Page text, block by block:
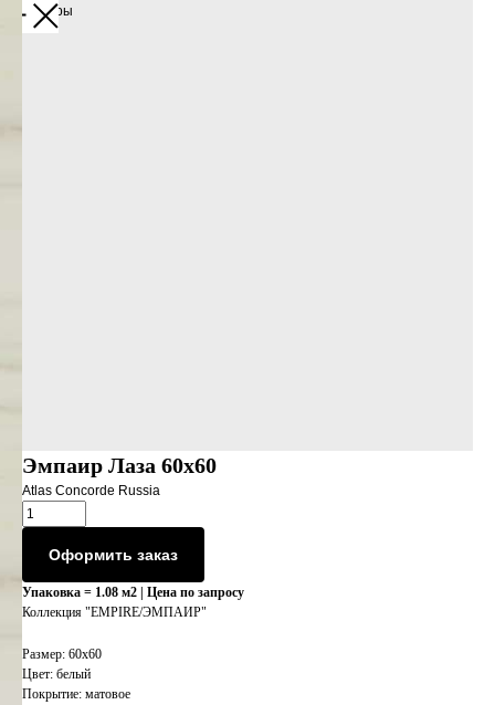
Все товары
Эмпаир Лаза 60x60
Atlas Concorde Russia
Оформить заказ
Упаковка = 1.08 м2 | Цена по запросу
Коллекция "EMPIRE/ЭМПАИР"
Размер: 60х60
Цвет: белый
Покрытие: матовое